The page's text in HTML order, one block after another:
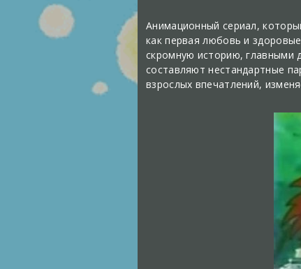
Анимационный сериал,
как первая любовь и
скромную историю, главными
составляют нестандартные
взрослых впечатлений,